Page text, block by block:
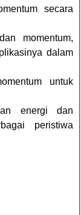
secara
momentum,
dalam
untuk
energi dan
peristiwa